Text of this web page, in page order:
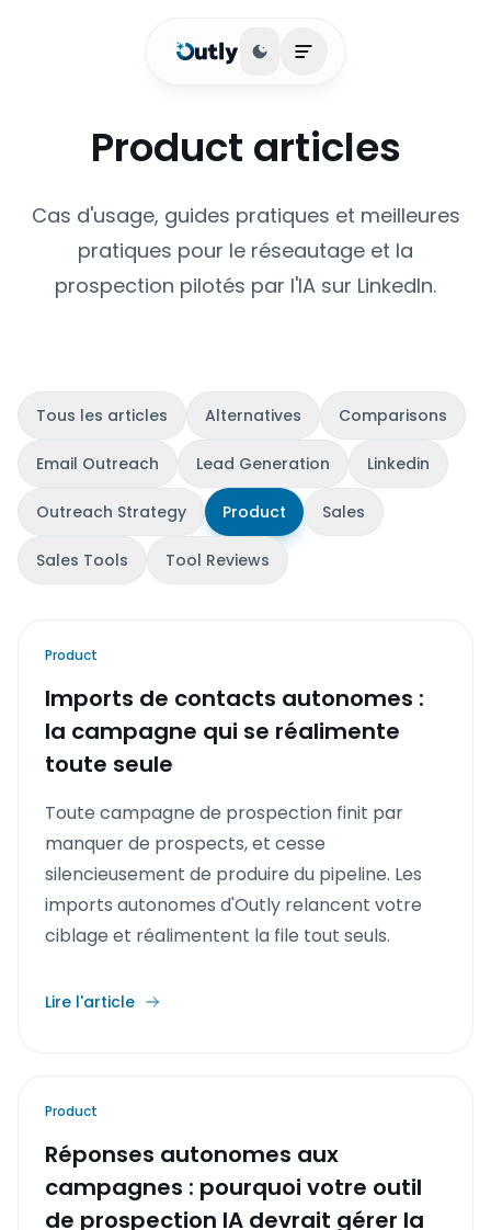
Basculer le thème
Ouvrir le menu
Product articles
Cas d'usage, guides pratiques et meilleures
pratiques pour le réseautage et la
prospection pilotés par l'IA sur LinkedIn.
Tous les articles Alternatives Comparisons
Email Outreach Lead Generation Linkedin
Outreach Strategy Product Sales
Sales Tools Tool Reviews
Product
Imports de contacts autonomes :
la campagne qui se réalimente
toute seule
Toute campagne de prospection finit par
manquer de prospects, et cesse
silencieusement de produire du pipeline. Les
imports autonomes d'Outly relancent votre
ciblage et réalimentent la file tout seuls.
Lire l'article
Product
Réponses autonomes aux
campagnes : pourquoi votre outil
de prospection IA devrait gérer la